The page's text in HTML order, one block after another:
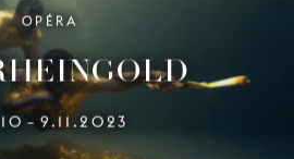
OPÉRA
– 9.11.2023